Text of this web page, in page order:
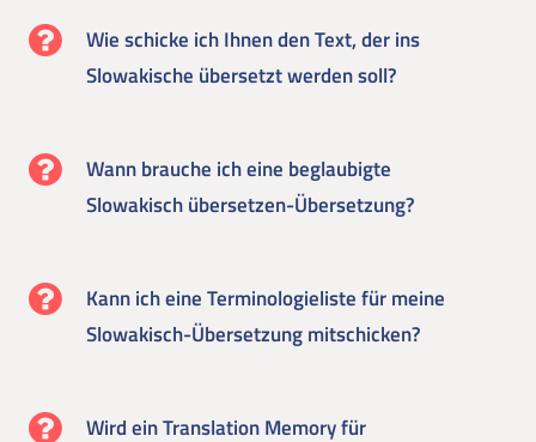
Wie schicke ich Ihnen den Text, der ins
Slowakische übersetzt werden soll?
Wann brauche ich eine beglaubigte
Slowakisch übersetzen-Übersetzung?
Kann ich eine Terminologieliste für meine
Slowakisch-Übersetzung mitschicken?
Wird ein Translation Memory für